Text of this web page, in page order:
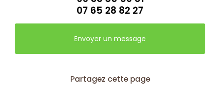
07 65 28 82 27
Envoyer un message
Partagez cette page